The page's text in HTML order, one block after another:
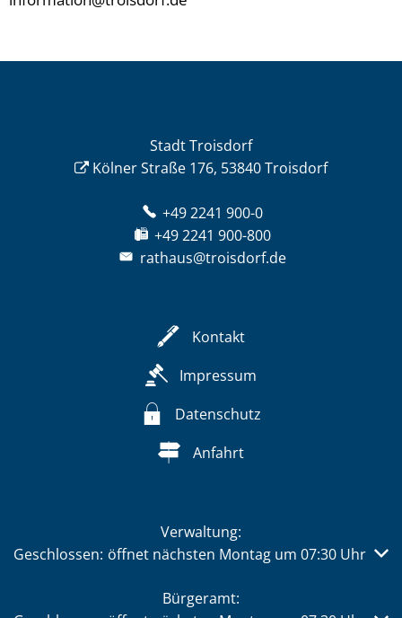
Stadt Troisdorf
Kölner Straße 176, 53840 Troisdorf
+49 2241 900-0
+49 2241 900-800
rathaus@troisdorf.de
Kontakt
Impressum
Datenschutz
Anfahrt
Verwaltung:
Klicken, um weitere Öffnungs- oder Schließzeiten
Geschlossen: öffnet nächsten Montag um 07:30 Uhr
Bürgeramt: